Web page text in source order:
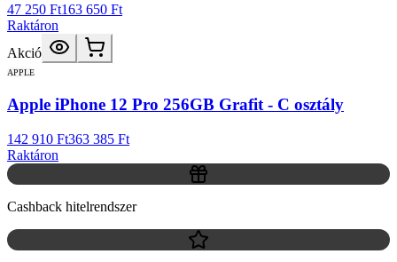
47 250 Ft163 650 Ft
Raktáron
Akció
APPLE
Apple iPhone 12 Pro 256GB Grafit - C osztály
142 910 Ft363 385 Ft
Raktáron
Cashback hitelrendszer